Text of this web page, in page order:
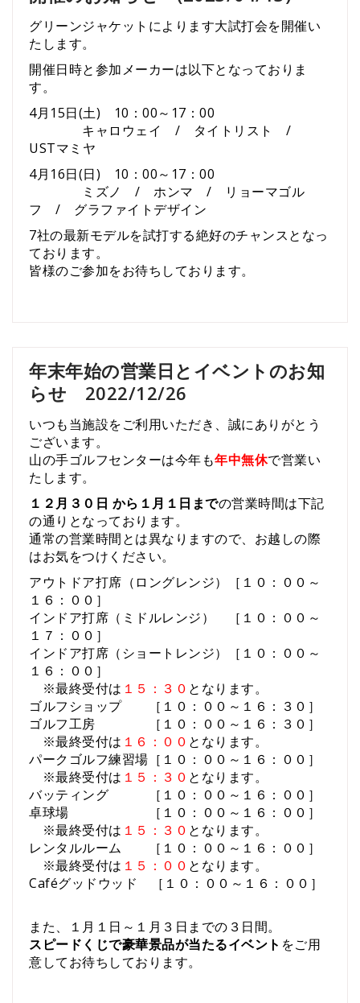
グリーンジャケットによります大試打会を開催い
たします。
開催日時と参加メーカーは以下となっておりま
す。
4月15日(土) 10：00～17：00
キャロウェイ / タイトリスト /
USTマミヤ
4月16日(日) 10：00～17：00
ミズノ / ホンマ / リョーマゴル
フ / グラファイトデザイン
7社の最新モデルを試打する絶好のチャンスとなっ
ております。
皆様のご参加をお待ちしております。
年末年始の営業日とイベントのお知
らせ 2022/12/26
いつも当施設をご利用いただき、誠にありがとう
ございます。
山の手ゴルフセンターは今年も年中無休で営業い
たします。
１２月３０日 から１月１日までの営業時間は下記
の通り となっております。
通常の営業時間とは異なりますので、お越しの際
はお気をつけください。
アウトドア打席（ロングレンジ）［１０：００～
１６：００］
インドア打席（ミドルレンジ） ［１０：００～
１７：００］
インドア打席（ショートレンジ）［１０：００～
１６：００］
※最終受付は １５：３０ となります。
ゴルフショップ ［１０：００～１６：３０］
ゴルフ工房 ［１０：００～１６：３０］
※最終受付は １６：００ となります。
パークゴルフ練習場［１０：００～１６：００］
※最終受付は １５：３０ となります。
バッティング ［１０：００～１６：００］
卓球場 ［１０：００～１６：００］
※最終受付は １５：３０ となります。
レンタルルーム ［１０：００～１６：００］
※最終受付は １５：００ となります。
Caféグッドウッド ［１０：００～１６：００］
また、１月１日～１月３日までの３日間。
スピードくじで豪華景品が当たるイベント をご用
意してお待ちしております。